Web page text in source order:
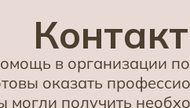
в организации
оказать
могли получить